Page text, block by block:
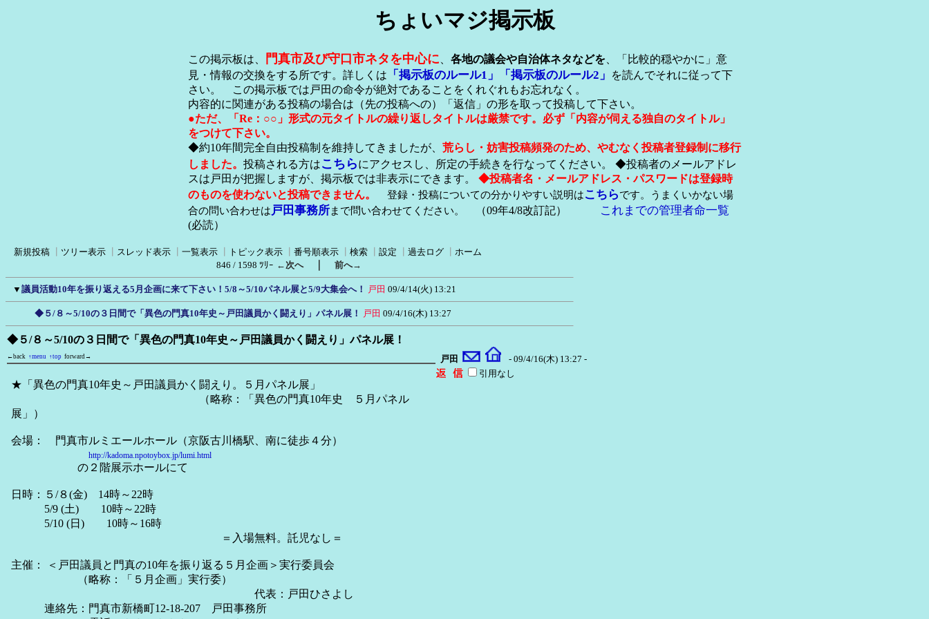
ちょいマジ掲示板
この掲示板は、 門真市及び守口市ネタを中心に、 各地の議会や自治体ネタなどを、「比較的穏やかに」意
見・情報の交換をする所です。詳しくは
「掲示板のルール1」 「掲示板のルール2」
を読んでそれに従って下
さい。 この掲示板では戸田の命令が絶対であることをくれぐれもお忘れなく。
内容的に関連がある投稿の場合は（先の投稿への）「返信」の形を取って投稿して下さい。
●ただ、「Re：○○」形式の元タイトルの繰り返しタイトルは厳禁です。必ず「内容が伺える独自のタイトル」
をつけて下さい。
◆約10年間完全自由投稿制を維持してきましたが、 荒らし・妨害投稿頻発のため、やむなく投稿者登録制に移行
しました。 投稿される方はこちらにアクセスし、所定の手続きを行なってください。 ◆投稿者のメールアドレ
スは戸田が把握しますが、掲示板では非表示にできます。 ◆投稿者名・メールアドレス・パスワードは登録時
のものを使わないと投稿できません。
登録・投稿についての分かりやすい説明はこちらです。うまくいかない場
合の問い合わせは戸田事務所まで問い合わせてください。 （09年4/8改訂記） これまでの管理者命一覧
(必読）
新規投稿 ツリー表示 スレッド表示 一覧表示 トピック表示 番号順表示 検索 設定 過去ログ
ホーム
846 / 1598 ﾂﾘｰ ←次へ｜ 前へ→
▼ 議員活動10年を振り返える5月企画に来て下さい！5/8～5/10パネル展と5/9大集会へ！ 戸田 09/4/14(火) 13:21
◆５/８～5/10の３日間で「異色の門真10年史～戸田議員かく闘えり」パネル展！ 戸田 09/4/16(木) 13:27
◆５/８～5/10の３日間で「異色の門真10年史～戸田議員かく闘えり」パネル展！
←back ↑menu ↑top forward→ 戸田 - 09/4/16(木) 13:27 -
★「異色の門真10年史～戸田議員かく闘えり。５月パネル展」
（略称：「異色の門真10年史 ５月パネル
展」）
会場： 門真市ルミエールホール（京阪古川橋駅、南に徒歩４分）
http://kadoma.npotoybox.jp/lumi.html
の２階展示ホールにて
日時：５/８(金) 14時～22時
5/9 (土) 10時～22時
5/10 (日) 10時～16時
＝入場無料。託児なし＝
主催： ＜戸田議員と門真の10年を振り返る５月企画＞実行委員会
（略称：「５月企画」実行委）
代表：戸田ひさよし
連絡先：門真市新橋町12-18-207 戸田事務所
引用なし